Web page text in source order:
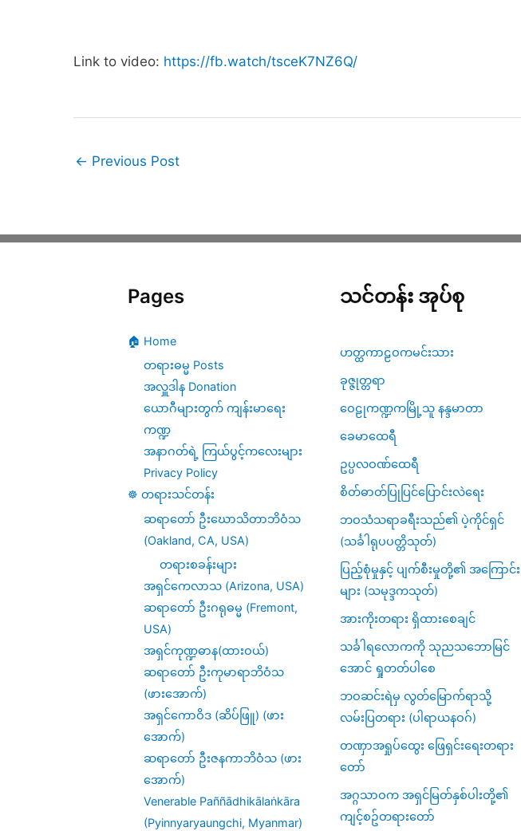
Link to video: https://fb.watch/tsceK7NZ6Q/
← Previous Post
Pages
🏠 Home
တရားဓမ္မ Posts
အလှူဒါန Donation
ယောဂီများတွက် ကျန်းမာရေး
ကဏ္ဍ
အနာဂတ်ရဲ့ ကြယ်ပွင့်ကလေးများ
Privacy Policy
☸️ တရားသင်တန်း
ဆရာတော် ဦးဃောသိတာဘိဝံသ
(Oakland, CA, USA)
တရားစခန်းများ
အရှင်ကေလာသ (Arizona, USA)
ဆရာတော် ဦးဂရုဓမ္မ (Fremont,
USA)
အရှင်ကုဏ္ဍဓာန(ထားဝယ်)
ဆရာတော် ဦးကုမာရာဘိဝံသ
(ဖားအောက်)
အရှင်ကောဝိဒ (ဆိပ်ဖြူ) (ဖား
အောက်)
ဆရာတော် ဦးဇနကာဘိဝံသ (ဖား
အောက်)
Venerable Paññādhikālaṅkāra
(Pyinnyaryaungchi, Myanmar)
သင်တန်း အုပ်စု
ဟတ္ထကာဠဝကမင်းသား
ခုဇ္ဇုတ္တရာ
ဝေဠုကဏ္ဍကမြို့သူ နန္ဒမာတာ
ခေမာထေရီ
ဥပ္ပလဝဏ်ထေရီ
စိတ်ဓာတ်ပြုပြင်ပြောင်းလဲရေး
ဘဝသံသရာခရီးသည်၏ ပဲ့ကိုင်ရှင်
(သင်္ခါရုပပတ္တိသုတ်)
ပြည့်စုံမှုနှင့် ပျက်စီးမှုတို့၏ အကြောင်း
များ (သမုဒ္ဒကသုတ်)
အားကိုးတရား ရှိထားစေချင်
သင်္ခါရလောကကို သုညသဘောမြင်
အောင် ရှုတတ်ပါစေ
ဘဝဆင်းရဲမှ လွတ်မြောက်ရာသို့
လမ်းပြတရား (ပါရာယနဝဂ်)
တဏှာအရှုပ်ထွေး ဖြေရှင်းရေးတရား
တော်
အဂ္ဂသာဝက အရှင်မြတ်နှစ်ပါးတို့၏
ကျင့်စဥ်တရားတော်